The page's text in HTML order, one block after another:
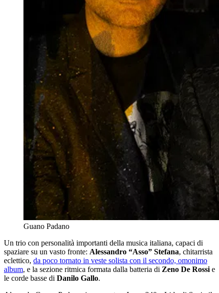
Guano Padano
Un trio con personalità importanti della musica italiana, capaci di
spaziare su un vasto fronte: Alessandro “Asso” Stefana, chitarrista
eclettico, da poco tornato in veste solista con il secondo, omonimo
album, e la sezione ritmica formata dalla batteria di Zeno De Rossi e
le corde basse di Danilo Gallo.